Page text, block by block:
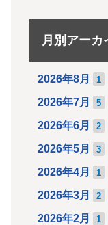
月別アーカ
2026年8月 1
2026年7月 5
2026年6月 2
2026年5月 3
2026年4月 1
2026年3月 2
2026年2月 1